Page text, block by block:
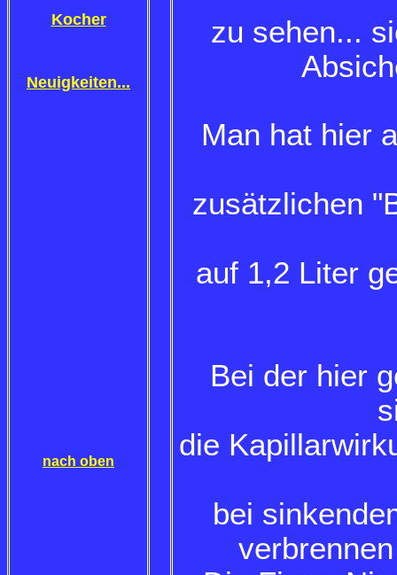
Kocher
Neuigkeiten...
nach oben
zu sehen...
Man hat hier
zusätzlichen
auf 1,2 Liter
Bei der hier
die
bei